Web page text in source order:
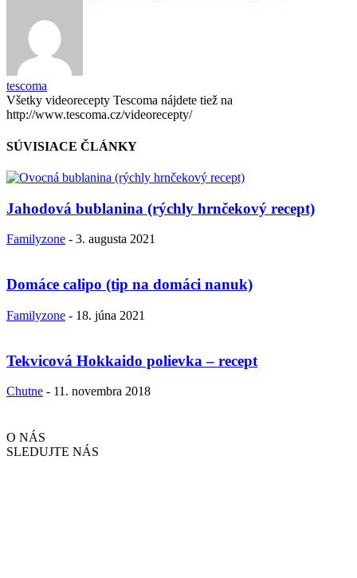
tescoma
Všetky videorecepty Tescoma nájdete tiež na
http://www.tescoma.cz/videorecepty/
SÚVISIACE ČLÁNKY
Jahodová bublanina (rýchly hrnčekový recept)
Familyzone - 3. augusta 2021
Domáce calipo (tip na domáci nanuk)
Familyzone - 18. júna 2021
Tekvicová Hokkaido polievka – recept
Chutne - 11. novembra 2018
O NÁS
SLEDUJTE NÁS